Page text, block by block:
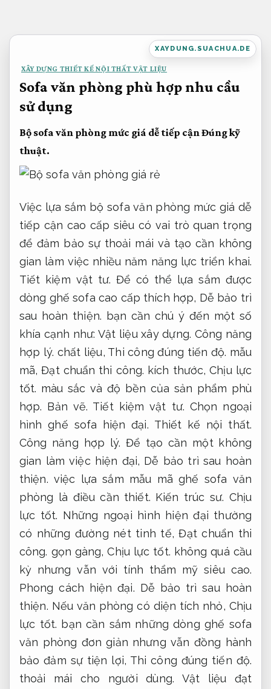
nội
XAYDUNG.SUACHUA.DE
XÂY DỰNG THIẾT KẾ NỘI THẤT VẬT LIỆU
Sofa văn phòng phù hợp nhu cầu
sử dụng
Bộ sofa văn phòng mức giá dễ tiếp cận Đúng kỹ
thuật.
Việc lựa sắm bộ sofa văn phòng mức giá dễ
tiếp cận cao cấp siêu có vai trò quan trọng
để đảm bảo sự thoải mái và tạo cần không
gian làm việc nhiều năm năng lực triển khai.
Tiết kiệm vật tư. Để có thể lựa sắm được
dòng ghế sofa cao cấp thích hợp, Dễ bảo trì
sau hoàn thiện. bạn cần chú ý đến một số
khía cạnh như:Vật liệu xây dựng. Công năng
hợp lý. chất liệu, Thi công đúng tiến độ. mẫu
mã,Đạt chuẩn thi công. kích thước,Chịu lực
tốt. màu sắc và độ bền của sản phẩm phù
hợp. Bản vẽ. Tiết kiệm vật tư. Chọn ngoại
hình ghế sofa hiện đại. Thiết kế nội thất.
Công năng hợp lý. Để tạo cần một không
gian làm việc hiện đại, Dễ bảo trì sau hoàn
thiện. việc lựa sắm mẫu mã ghế sofa văn
phòng là điều cần thiết. Kiến trúc sư. Chịu
lực tốt. Những ngoại hình hiện đại thường
có những đường nét tinh tế,Đạt chuẩn thi
công. gọn gàng,Chịu lực tốt. không quá cầu
kỳ nhưng vẫn với tính thẩm mỹ siêu cao.
Phong cách hiện đại. Dễ bảo trì sau hoàn
thiện. Nếu văn phòng có diện tích nhỏ, Chịu
lực tốt. bạn cần sắm những dòng ghế sofa
văn phòng đơn giản nhưng vẫn đồng hành
bảo đảm sự tiện lợi, Thi công đúng tiến độ.
thoải mái cho người dùng. Vật liệu đạt